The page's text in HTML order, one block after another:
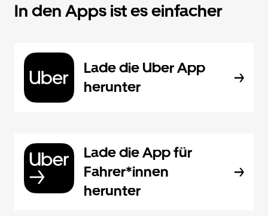
In den Apps ist es einfacher
Lade die Uber App
herunter
Lade die App für
Fahrer*innen
herunter